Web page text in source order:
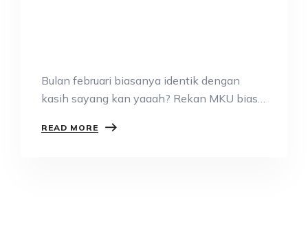
Bulan februari biasanya identik dengan
kasih sayang kan yaaah? Rekan MKU biasa
READ MORE